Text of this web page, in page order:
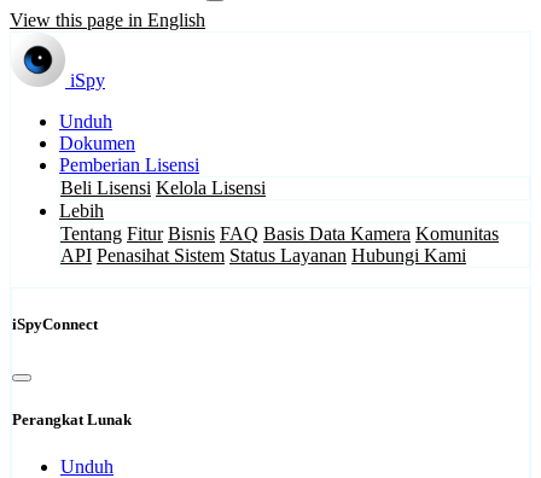
View this page in English
iSpy
Unduh
Dokumen
Pemberian Lisensi
Beli Lisensi Kelola Lisensi
Lebih
Tentang Fitur Bisnis FAQ Basis Data Kamera Komunitas
API Penasihat Sistem Status Layanan Hubungi Kami
iSpyConnect
Perangkat Lunak
Unduh